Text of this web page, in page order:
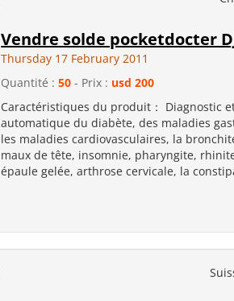
Vendre solde pocketdocter
Thursday 17 February 2011
Quantité :50 - Prix : usd 200
Caractéristiques du produit： Diagnostic
automatique du diabète, des maladies
les maladies cardiovasculaires, la
maux de tête, insomnie, pharyngite,
épaule gelée, arthrose cervicale, la